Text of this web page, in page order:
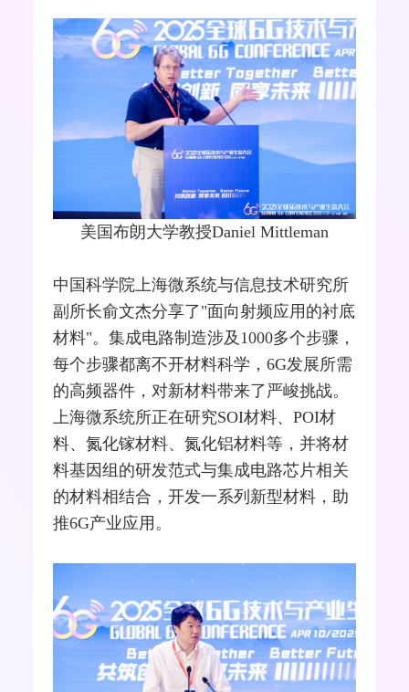
美国布朗大学教授Daniel Mittleman
中国科学院上海微系统与信息技术研究所
副所长俞文杰分享了"面向射频应用的衬底
材料"。集成电路制造涉及1000多个步骤，
每个步骤都离不开材料科学，6G发展所需
的高频器件，对新材料带来了严峻挑战。
上海微系统所正在研究SOI材料、POI材
料、氮化镓材料、氮化铝材料等，并将材
料基因组的研发范式与集成电路芯片相关
的材料相结合，开发一系列新型材料，助
推6G产业应用。